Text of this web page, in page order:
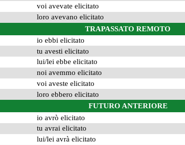
voi avevate elicitato
loro avevano elicitato
TRAPASSATO REMOTO
io ebbi elicitato
tu avesti elicitato
lui/lei ebbe elicitato
noi avemmo elicitato
voi aveste elicitato
loro ebbero elicitato
FUTURO ANTERIORE
io avrò elicitato
tu avrai elicitato
lui/lei avrà elicitato